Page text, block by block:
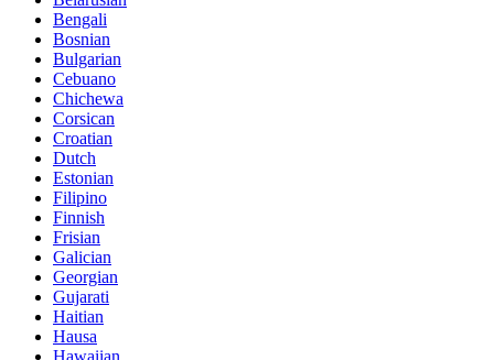
Bengali
Bosnian
Bulgarian
Cebuano
Chichewa
Corsican
Croatian
Dutch
Estonian
Filipino
Finnish
Frisian
Galician
Georgian
Gujarati
Haitian
Hausa